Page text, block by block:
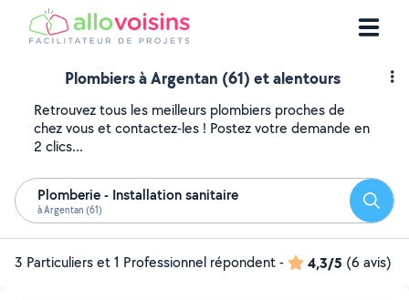
Plombiers à Argentan (61) et alentours
Retrouvez tous les meilleurs plombiers proches de
chez vous et contactez-les ! Postez votre demande en
2 clics...
Plomberie - Installation sanitaire
à Argentan (61)
3 Particuliers et 1 Professionnel répondent- 4,3/5 (6 avis)